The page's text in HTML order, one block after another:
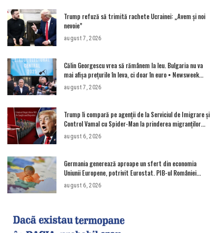
Trump refuză să trimită rachete Ucrainei: „Avem și noi
nevoie”
august 7, 2026
Călin Georgescu vrea să rămânem la leu. Bulgaria nu va
mai afișa prețurile în leva, ci doar în euro • Newsweek
România
august 7, 2026
Trump îi compară pe agenții de la Serviciul de Imigrare și
Control Vamal cu Spider-Man la prinderea migranților
ilegali și a infractorilor
august 6, 2026
Germania generează aproape un sfert din economia
Uniunii Europene, potrivit Eurostat. PIB-ul României
ajunge la 380 de miliarde de euro
august 6, 2026